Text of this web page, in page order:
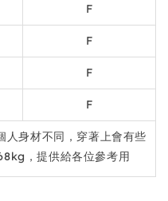
F
F
F
F
人身材不同，穿著上會有些
，提供給各位參考用